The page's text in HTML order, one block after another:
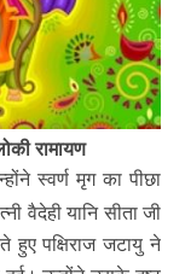
रामायण
स्वर्ण मृग का पीछा
वैदेही यानि सीता जी
हुए पक्षिराज जटायु ने